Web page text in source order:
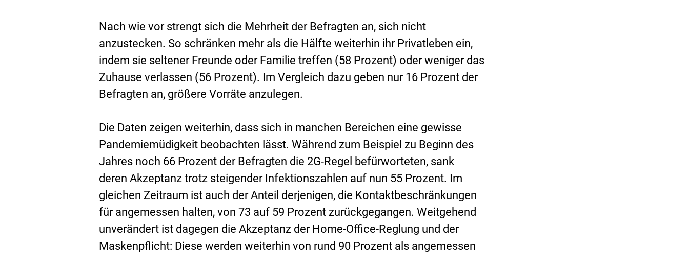
Nach wie vor strengt sich die Mehrheit der Befragten an, sich nicht
anzustecken. So schränken mehr als die Hälfte weiterhin ihr Privatleben ein,
indem sie seltener Freunde oder Familie treffen (58 Prozent) oder weniger das
Zuhause verlassen (56 Prozent). Im Vergleich dazu geben nur 16 Prozent der
Befragten an, größere Vorräte anzulegen.
Die Daten zeigen weiterhin, dass sich in manchen Bereichen eine gewisse
Pandemiemüdigkeit beobachten lässt. Während zum Beispiel zu Beginn des
Jahres noch 66 Prozent der Befragten die 2G-Regel befürworteten, sank
deren Akzeptanz trotz steigender Infektionszahlen auf nun 55 Prozent. Im
gleichen Zeitraum ist auch der Anteil derjenigen, die Kontaktbeschränkungen
für angemessen halten, von 73 auf 59 Prozent zurückgegangen. Weitgehend
unverändert ist dagegen die Akzeptanz der Home-Office-Reglung und der
Maskenpflicht: Diese werden weiterhin von rund 90 Prozent als angemessen